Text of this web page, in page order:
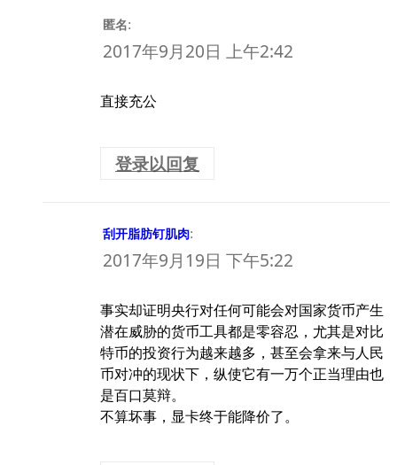
匿名:
2017年9月20日 上午2:42
直接充公
登录以回复
刮开脂肪钉肌肉:
2017年9月19日 下午5:22
事实却证明央行对任何可能会对国家货币产生
潜在威胁的货币工具都是零容忍，尤其是对比
特币的投资行为越来越多，甚至会拿来与人民
币对冲的现状下，纵使它有一万个正当理由也
是百口莫辩。
不算坏事，显卡终于能降价了。